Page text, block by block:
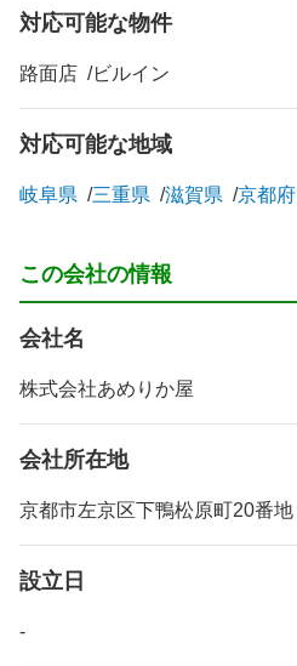
対応可能な物件
路面店 ビルイン
対応可能な地域
岐阜県 三重県 滋賀県 京都府
この会社の情報
会社名
株式会社あめりか屋
会社所在地
京都市左京区下鴨松原町20番地
設立日
-